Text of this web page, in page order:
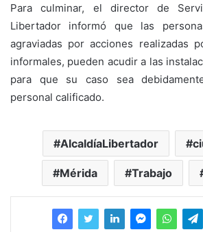
Para culminar, el director de
Libertador informó que las
agraviadas por acciones realizadas
informales, pueden acudir a las
para que su caso sea
personal calificado.
AlcaldíaLibertador
Mérida Trabajo